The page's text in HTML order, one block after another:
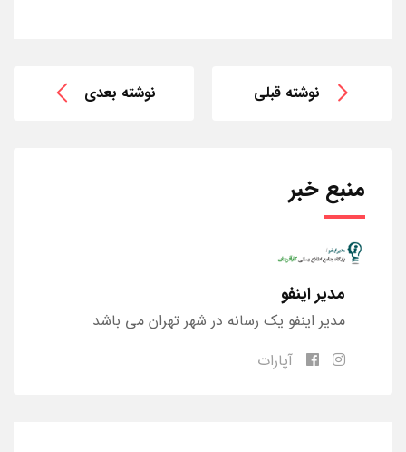
نوشته قبلی نوشته بعدی
منبع خبر
مدیر اینفو
مدیر اینفو یک رسانه در شهر تهران می باشد
آپارات